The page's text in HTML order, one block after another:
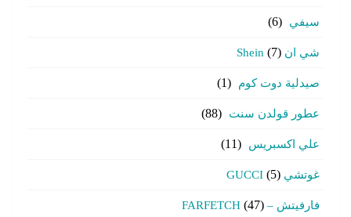
سيفي (6)
شي ان Shein (7)
صيدلية دوت كوم (1)
عطور قولدن سنت (88)
علي اكسبريس (11)
غوتشي GUCCI (5)
فارفيتش – FARFETCH (47)